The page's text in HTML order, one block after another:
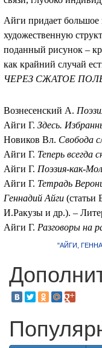
Айги придает большое
художественную
поданный рисунок –
как крайний случай
ЧЕРЕЗ СЖАТОЕ
Вознесенский А.
Айги Г. Здесь.
Новиков Вл. Свобода
Айги Г. Теперь всегда
Айги Г. Поэзия-как-
Айги Г. Тетрадь
Геннадий Айги
И.Ракузы и др.). –
Айги Г. Разговоры на
"АЙГИ,